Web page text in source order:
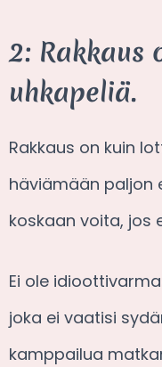
2: Rakkaus
uhkapeliä.
Rakkaus on kuin
häviämään paljon
koskaan voita, jos
Ei ole
joka ei vaatisi
kamppailua